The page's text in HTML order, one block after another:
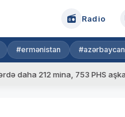
Radio
#ermənistan #azərbaycan
212 mina, 753 PHS aşkarlanıb